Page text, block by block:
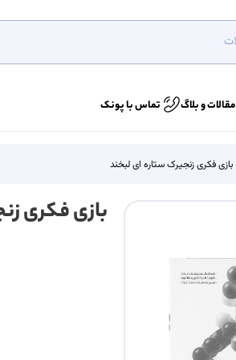
مقالات و بلاگ تماس با پونک
بازی فکری زنجیرک ستاره ای لبخند
بازی فکری